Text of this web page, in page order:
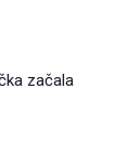
začala